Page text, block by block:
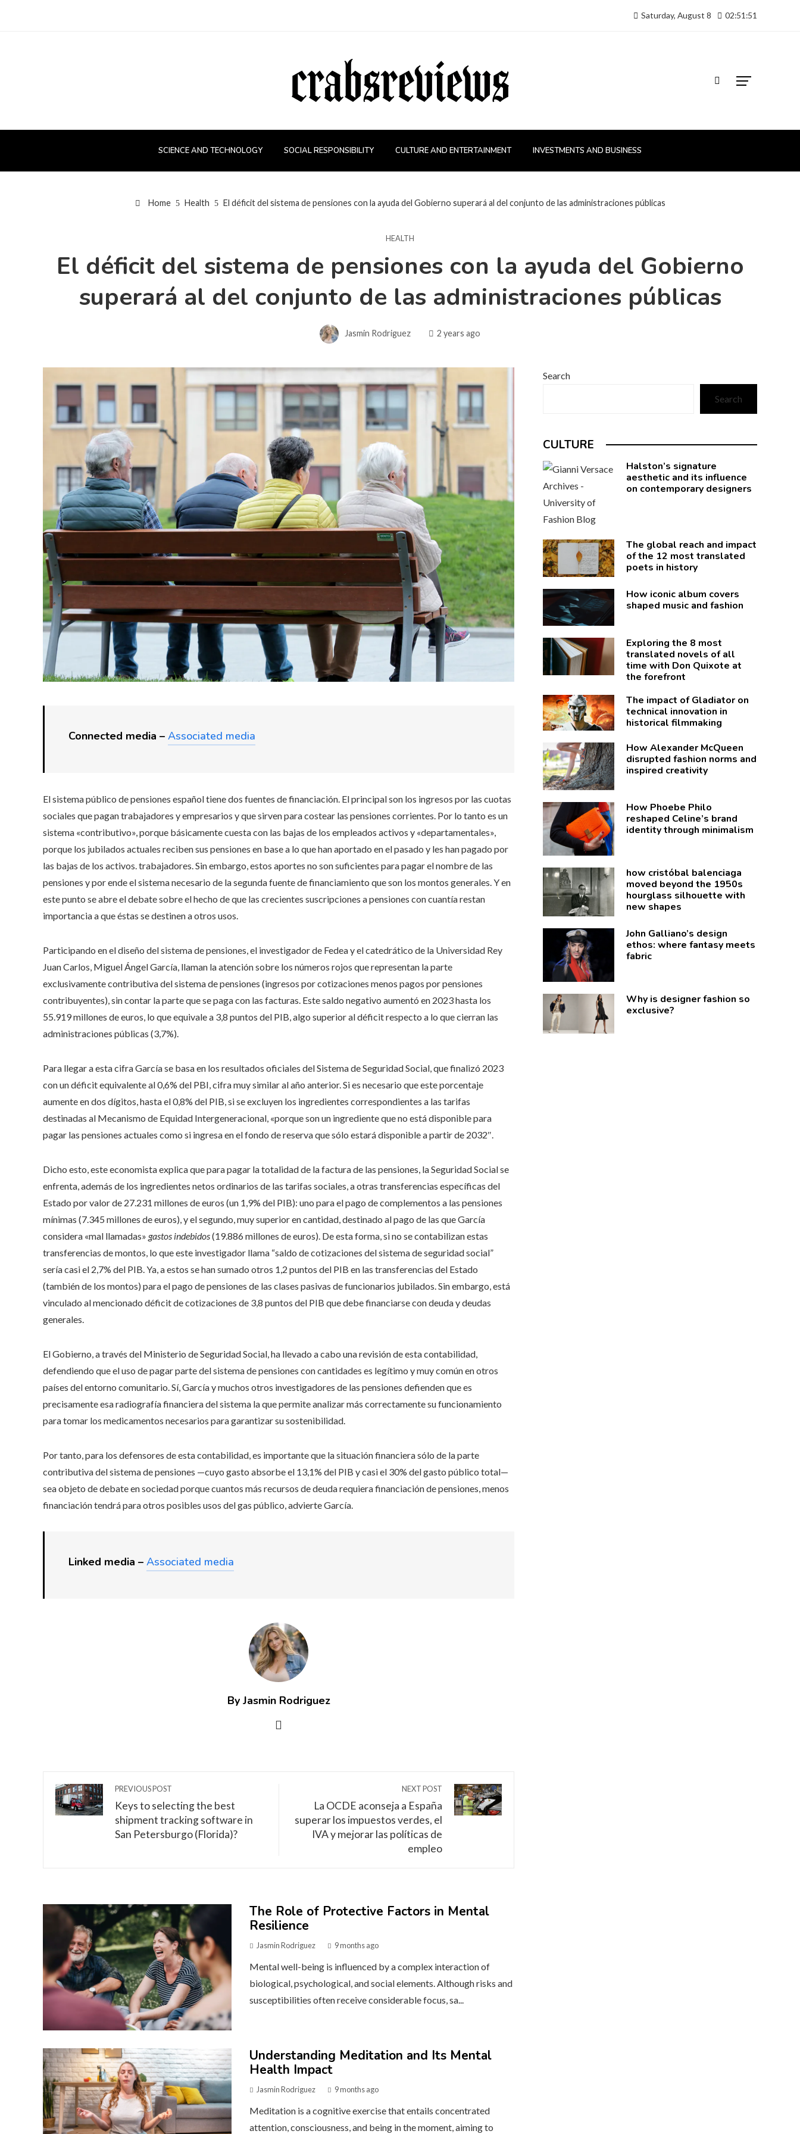
Saturday, August 8 02:51:52
SCIENCE AND TECHNOLOGY SOCIAL RESPONSIBILITY CULTURE AND ENTERTAINMENT INVESTMENTS AND BUSINESS
Home Health El déficit del sistema de pensiones con la ayuda del Gobierno superará al del conjunto de las administraciones públicas
HEALTH
El déficit del sistema de pensiones con la ayuda del Gobierno
superará al del conjunto de las administraciones públicas
Jasmin Rodriguez 2 years ago
Connected media – Associated media
El sistema público de pensiones español tiene dos fuentes de financiación. El principal son los ingresos por las cuotas
sociales que pagan trabajadores y empresarios y que sirven para costear las pensiones corrientes. Por lo tanto es un
sistema «contributivo», porque básicamente cuesta con las bajas de los empleados activos y «departamentales»,
porque los jubilados actuales reciben sus pensiones en base a lo que han aportado en el pasado y les han pagado por
las bajas de los activos. trabajadores. Sin embargo, estos aportes no son suficientes para pagar el nombre de las
pensiones y por ende el sistema necesario de la segunda fuente de financiamiento que son los montos generales. Y en
este punto se abre el debate sobre el hecho de que las crecientes suscripciones a pensiones con cuantía restan
importancia a que éstas se destinen a otros usos.
Participando en el diseño del sistema de pensiones, el investigador de Fedea y el catedrático de la Universidad Rey
Juan Carlos, Miguel Ángel García, llaman la atención sobre los números rojos que representan la parte
exclusivamente contributiva del sistema de pensiones (ingresos por cotizaciones menos pagos por pensiones
contribuyentes), sin contar la parte que se paga con las facturas. Este saldo negativo aumentó en 2023 hasta los
55.919 millones de euros, lo que equivale a 3,8 puntos del PIB, algo superior al déficit respecto a lo que cierran las
administraciones públicas (3,7%).
Para llegar a esta cifra García se basa en los resultados oficiales del Sistema de Seguridad Social, que finalizó 2023
con un déficit equivalente al 0,6% del PBI, cifra muy similar al año anterior. Si es necesario que este porcentaje
aumente en dos dígitos, hasta el 0,8% del PIB, si se excluyen los ingredientes correspondientes a las tarifas
destinadas al Mecanismo de Equidad Intergeneracional, «porque son un ingrediente que no está disponible para
pagar las pensiones actuales como si ingresa en el fondo de reserva que sólo estará disponible a partir de 2032″.
Dicho esto, este economista explica que para pagar la totalidad de la factura de las pensiones, la Seguridad Social se
enfrenta, además de los ingredientes netos ordinarios de las tarifas sociales, a otras transferencias específicas del
Estado por valor de 27.231 millones de euros (un 1,9% del PIB): uno para el pago de complementos a las pensiones
mínimas (7.345 millones de euros), y el segundo, muy superior en cantidad, destinado al pago de las que García
considera «mal llamadas» gastos indebidos(19.886 millones de euros). De esta forma, si no se contabilizan estas
transferencias de montos, lo que este investigador llama “saldo de cotizaciones del sistema de seguridad social”
sería casi el 2,7% del PIB. Ya, a estos se han sumado otros 1,2 puntos del PIB en las transferencias del Estado
(también de los montos) para el pago de pensiones de las clases pasivas de funcionarios jubilados. Sin embargo, está
vinculado al mencionado déficit de cotizaciones de 3,8 puntos del PIB que debe financiarse con deuda y deudas
generales.
El Gobierno, a través del Ministerio de Seguridad Social, ha llevado a cabo una revisión de esta contabilidad,
defendiendo que el uso de pagar parte del sistema de pensiones con cantidades es legítimo y muy común en otros
países del entorno comunitario. Sí, García y muchos otros investigadores de las pensiones defienden que es
precisamente esa radiografía financiera del sistema la que permite analizar más correctamente su funcionamiento
para tomar los medicamentos necesarios para garantizar su sostenibilidad.
Por tanto, para los defensores de esta contabilidad, es importante que la situación financiera sólo de la parte
contributiva del sistema de pensiones —cuyo gasto absorbe el 13,1% del PIB y casi el 30% del gasto público total—
sea objeto de debate en sociedad porque cuantos más recursos de deuda requiera financiación de pensiones, menos
financiación tendrá para otros posibles usos del gas público, advierte García.
Linked media – Associated media
By Jasmin Rodriguez
PREVIOUS POST
Keys to selecting the best
shipment tracking software in
San Petersburgo (Florida)?
NEXT POST
La OCDE aconseja a España
superar los impuestos verdes, el
IVA y mejorar las políticas de
empleo
The Role of Protective Factors in Mental
Resilience
Jasmin Rodriguez 9 months ago
Mental well-being is influenced by a complex interaction of
biological, psychological, and social elements. Although risks and
susceptibilities often receive considerable focus, sa...
Understanding Meditation and Its Mental
Health Impact
Jasmin Rodriguez 9 months ago
Meditation is a cognitive exercise that entails concentrated
attention, consciousness, and being in the moment, aiming to
Search
Search
CULTURE
Halston’s signature
aesthetic and its influence
on contemporary designers
The global reach and impact
of the 12 most translated
poets in history
How iconic album covers
shaped music and fashion
Exploring the 8 most
translated novels of all
time with Don Quixote at
the forefront
The impact of Gladiator on
technical innovation in
historical filmmaking
How Alexander McQueen
disrupted fashion norms and
inspired creativity
How Phoebe Philo
reshaped Celine’s brand
identity through minimalism
how cristóbal balenciaga
moved beyond the 1950s
hourglass silhouette with
new shapes
John Galliano’s design
ethos: where fantasy meets
fabric
Why is designer fashion so
exclusive?